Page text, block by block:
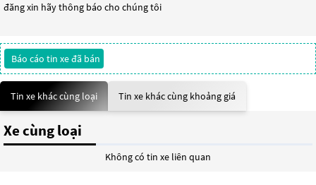
đăng xin hãy thông báo cho chúng tôi
Báo cáo tin xe đã bán
Tin xe khác cùng loại Tin xe khác cùng khoảng giá
Xe cùng loại
Không có tin xe liên quan